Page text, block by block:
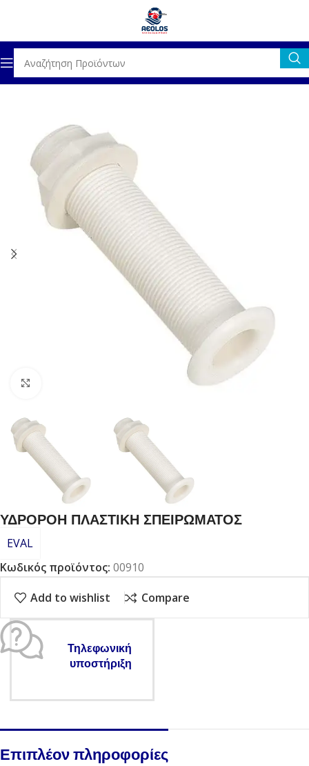
Αρχική σελίδα ΓΕΝΙΚΟΣ ΕΞΟΠΛΙΣΜΟΣ
ΥΔΡΟΡΟΗ ΠΛΑΣΤΙΚΗ ΣΠΕΙΡΩΜΑΤΟΣ
EVAL
Κωδικός προϊόντος: 00910
Add to wishlist Compare
Τηλεφωνική
υποστήριξη
Επιπλέον πληροφορίες